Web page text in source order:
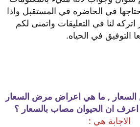
في الحاضره في المستقبل واذا
لنا في التعليقات واتمنى لكم
التوفيق في الحياه.
, ما هي اعراض مرض السعار
ان الحيوان مصاب بالسعار ؟
الاجابة هي :